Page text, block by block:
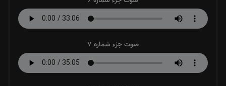
صوت جزء شماره 7